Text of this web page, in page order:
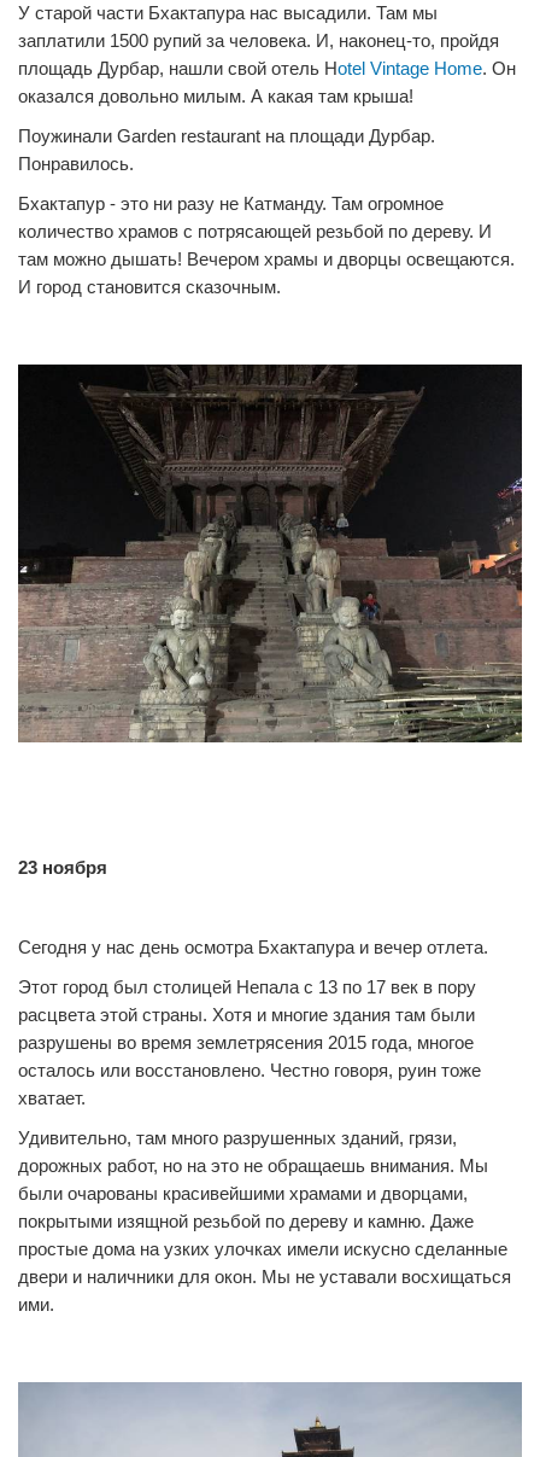
У старой части Бхактапура нас высадили. Там мы
заплатили 1500 рупий за человека. И, наконец-то, пройдя
площадь Дурбар, нашли свой отель Hotel Vintage Home. Он
оказался довольно милым. А какая там крыша!
Поужинали Garden restaurant на площади Дурбар.
Понравилось.
Бхактапур - это ни разу не Катманду. Там огромное
количество храмов с потрясающей резьбой по дереву. И
там можно дышать! Вечером храмы и дворцы освещаются.
И город становится сказочным.
23 ноября
Сегодня у нас день осмотра Бхактапура и вечер отлета.
Этот город был столицей Непала с 13 по 17 век в пору
расцвета этой страны. Хотя и многие здания там были
разрушены во время землетрясения 2015 года, многое
осталось или восстановлено. Честно говоря, руин тоже
хватает.
Удивительно, там много разрушенных зданий, грязи,
дорожных работ, но на это не обращаешь внимания. Мы
были очарованы красивейшими храмами и дворцами,
покрытыми изящной резьбой по дереву и камню. Даже
простые дома на узких улочках имели искусно сделанные
двери и наличники для окон. Мы не уставали восхищаться
ими.